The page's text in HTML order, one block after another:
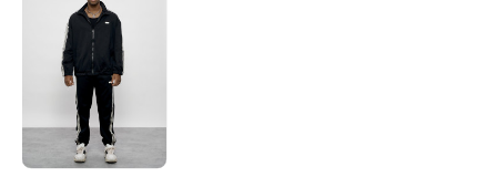
Особенности брюк
— свободное облегание бедер; — прямой или слегка
сужающийся книзу крой